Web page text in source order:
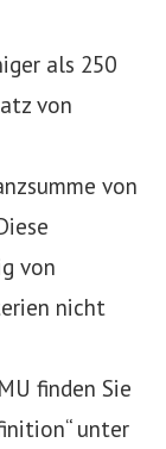
als 250
von
von
von
nicht
finden Sie
unter